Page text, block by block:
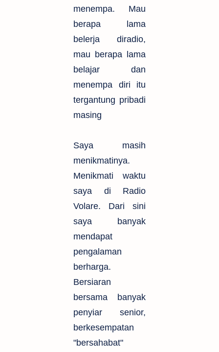
menempa. Mau
berapa lama
belerja diradio,
mau berapa lama
belajar dan
menempa diri itu
tergantung pribadi
masing
Saya masih
menikmatinya.
Menikmati waktu
saya di Radio
Volare. Dari sini
saya banyak
mendapat
pengalaman
berharga.
Bersiaran
bersama banyak
penyiar senior,
berkesempatan
"bersahabat"